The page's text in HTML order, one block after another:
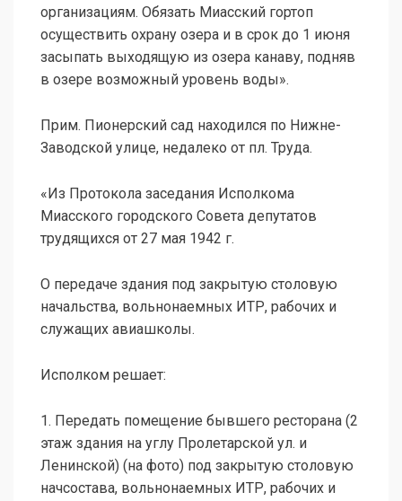
организациям. Обязать Миасский гортоп
осуществить охрану озера и в срок до 1 июня
засыпать выходящую из озера канаву, подняв
в озере возможный уровень воды».
Прим. Пионерский сад находился по Нижне-
Заводской улице, недалеко от пл. Труда.
«Из Протокола заседания Исполкома
Миасского городского Совета депутатов
трудящихся от 27 мая 1942 г.
О передаче здания под закрытую столовую
начальства, вольнонаемных ИТР, рабочих и
служащих авиашколы.
Исполком решает:
1. Передать помещение бывшего ресторана (2
этаж здания на углу Пролетарской ул. и
Ленинской) (на фото) под закрытую столовую
начсостава, вольнонаемных ИТР, рабочих и